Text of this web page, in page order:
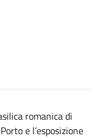
romanica di
e l’esposizione